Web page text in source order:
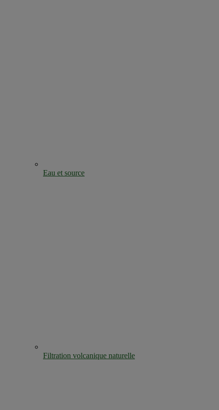
Eau et source
Filtration volcanique naturelle